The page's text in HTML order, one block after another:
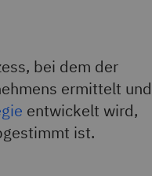
bei dem der
ermittelt und
entwickelt wird,
ist.